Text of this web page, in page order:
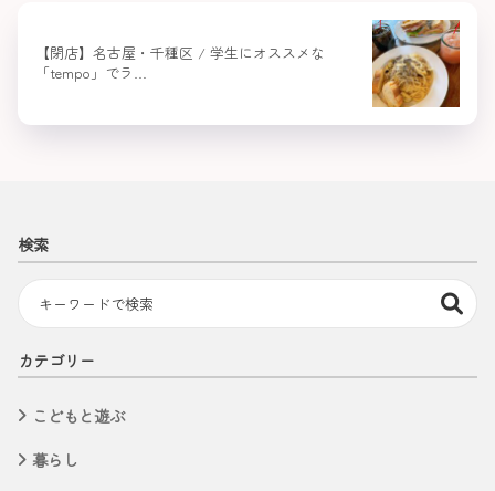
【閉店】名古屋・千種区 / 学生にオススメな
「tempo」でラ…
検索
カテゴリー
こどもと遊ぶ
暮らし